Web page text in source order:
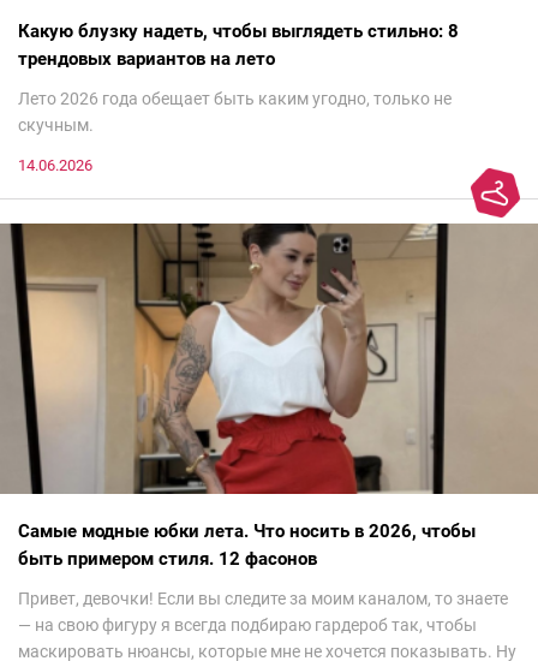
Какую блузку надеть, чтобы выглядеть стильно: 8
трендовых вариантов на лето
Лето 2026 года обещает быть каким угодно, только не
скучным.
14.06.2026
Самые модные юбки лета. Что носить в 2026, чтобы
быть примером стиля. 12 фасонов
Привет, девочки! Если вы следите за моим каналом, то знаете
— на свою фигуру я всегда подбираю гардероб так, чтобы
маскировать нюансы, которые мне не хочется показывать. Ну